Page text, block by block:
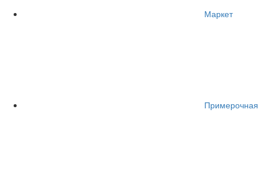
Маркет
Примерочная